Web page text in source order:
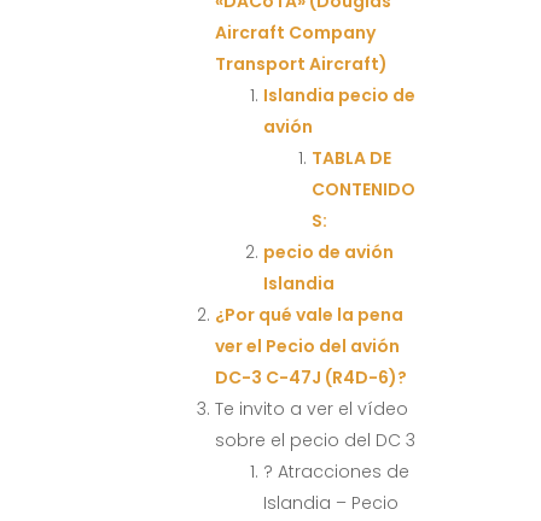
Aircraft Company
Transport Aircraft)
Islandia pecio de
avión
TABLA DE
CONTENIDO
S:
pecio de avión
Islandia
¿Por qué vale la pena
ver el Pecio del avión
DC-3 C-47J (R4D-6)?
Te invito a ver el vídeo
sobre el pecio del DC 3
? Atracciones de
Islandia – Pecio